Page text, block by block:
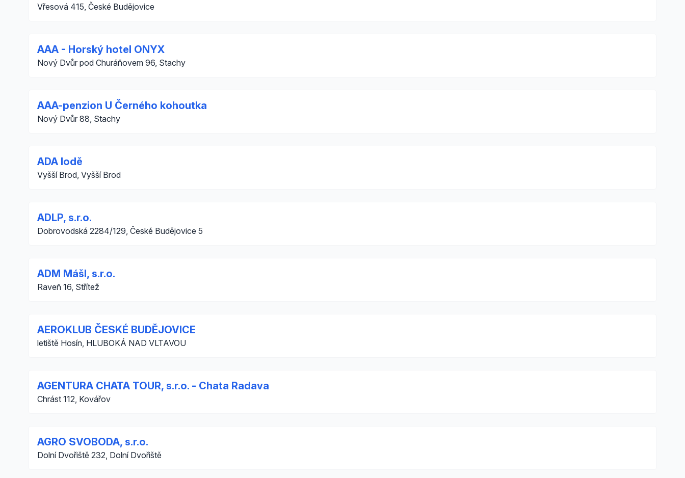
Vřesová 415, České Budějovice
AAA - Horský hotel ONYX
Nový Dvůr pod Churáňovem 96, Stachy
AAA-penzion U Černého kohoutka
Nový Dvůr 88, Stachy
ADA lodě
Vyšší Brod, Vyšší Brod
ADLP, s.r.o.
Dobrovodská 2284/129, České Budějovice 5
ADM Mášl, s.r.o.
Raveň 16, Střítež
AEROKLUB ČESKÉ BUDĚJOVICE
letiště Hosín, HLUBOKÁ NAD VLTAVOU
AGENTURA CHATA TOUR, s.r.o. - Chata Radava
Chrást 112, Kovářov
AGRO SVOBODA, s.r.o.
Dolní Dvořiště 232, Dolní Dvořiště